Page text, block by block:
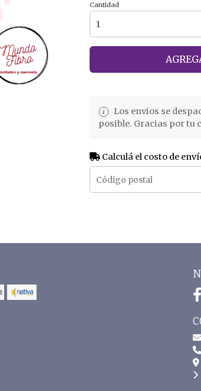
Cantidad
Los envios se
posible. Gracias por tu
Calculá el costo de